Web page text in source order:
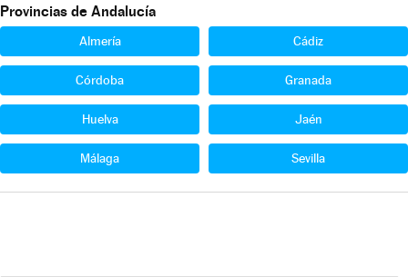
Provincias de Andalucía
Almería Cádiz
Córdoba Granada
Huelva Jaén
Málaga Sevilla